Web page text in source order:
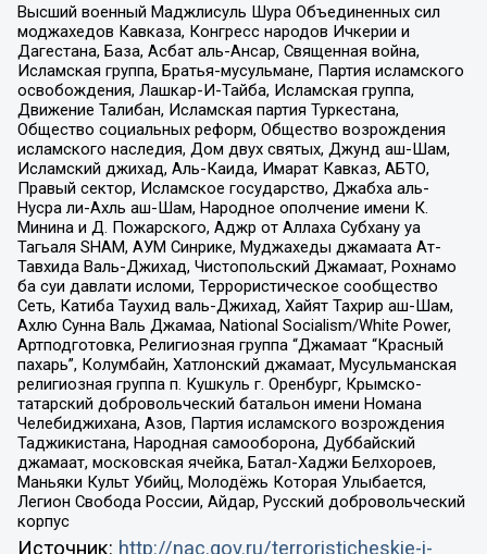
Высший военный Маджлисуль Шура Объединенных сил
моджахедов Кавказа, Конгресс народов Ичкерии и
Дагестана, База, Асбат аль-Ансар, Священная война,
Исламская группа, Братья-мусульмане, Партия исламского
освобождения, Лашкар-И-Тайба, Исламская группа,
Движение Талибан, Исламская партия Туркестана,
Общество социальных реформ, Общество возрождения
исламского наследия, Дом двух святых, Джунд аш-Шам,
Исламский джихад, Аль-Каида, Имарат Кавказ, АБТО,
Правый сектор, Исламское государство, Джабха аль-
Нусра ли-Ахль аш-Шам, Народное ополчение имени К.
Минина и Д. Пожарского, Аджр от Аллаха Субхану уа
Тагьаля SHAM, АУМ Синрике, Муджахеды джамаата Ат-
Тавхида Валь-Джихад, Чистопольский Джамаат, Рохнамо
ба суи давлати исломи, Террористическое сообщество
Сеть, Катиба Таухид валь-Джихад, Хайят Тахрир аш-Шам,
Ахлю Сунна Валь Джамаа, National Socialism/White Power,
Артподготовка, Религиозная группа “Джамаат “Красный
пахарь”, Колумбайн, Хатлонский джамаат, Мусульманская
религиозная группа п. Кушкуль г. Оренбург, Крымско-
татарский добровольческий батальон имени Номана
Челебиджихана, Азов, Партия исламского возрождения
Таджикистана, Народная самооборона, Дуббайский
джамаат, московская ячейка, Батал-Хаджи Белхороев,
Маньяки Культ Убийц, Молодёжь Которая Улыбается,
Легион Свобода России, Айдар, Русский добровольческий
корпус
Источник: http://nac.gov.ru/terroristicheskie-i-